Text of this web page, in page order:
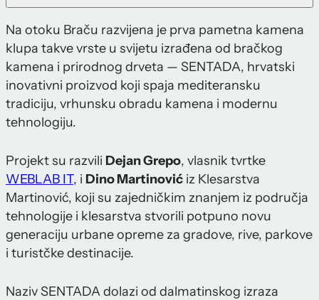
Na otoku Braču razvijena je prva pametna kamena
klupa takve vrste u svijetu izrađena od bračkog
kamena i prirodnog drveta — SENTADA, hrvatski
inovativni proizvod koji spaja mediteransku
tradiciju, vrhunsku obradu kamena i modernu
tehnologiju.
Projekt su razvili Dejan Grepo, vlasnik tvrtke
WEBLAB IT, i Dino Martinović iz Klesarstva
Martinović, koji su zajedničkim znanjem iz područja
tehnologije i klesarstva stvorili potpuno novu
generaciju urbane opreme za gradove, rive, parkove
i turistčke destinacije.
Naziv SENTADA dolazi od dalmatinskog izraza